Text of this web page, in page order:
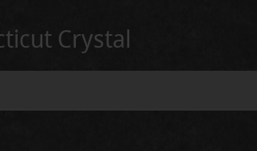
Crystal